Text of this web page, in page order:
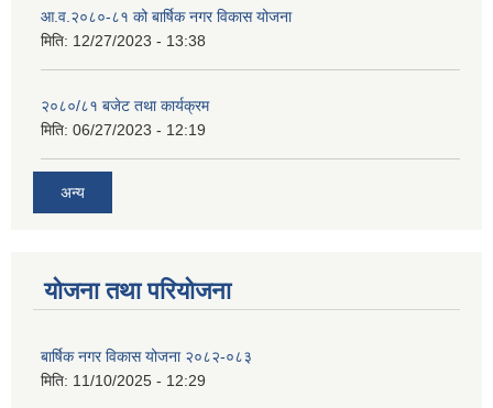
आ.व.२०८०-८१ को बार्षिक नगर विकास योजना
मिति: 12/27/2023 - 13:38
२०८०/८१ बजेट तथा कार्यक्रम
मिति: 06/27/2023 - 12:19
अन्य
योजना तथा परियोजना
बार्षिक नगर विकास योजना २०८२-०८३
मिति: 11/10/2025 - 12:29